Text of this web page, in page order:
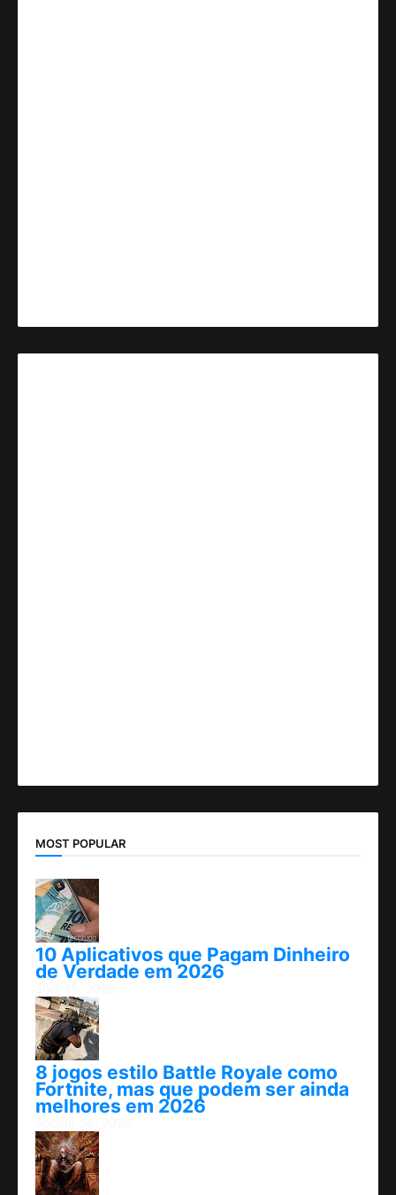
MOST POPULAR
10 Aplicativos que Pagam Dinheiro
de Verdade em 2026
8 jogos estilo Battle Royale como
Fortnite, mas que podem ser ainda
melhores em 2026